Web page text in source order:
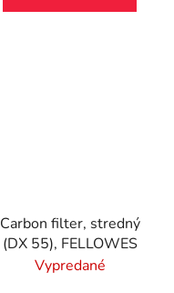
Carbon filter, stredný
(DX 55), FELLOWES
Vypredané